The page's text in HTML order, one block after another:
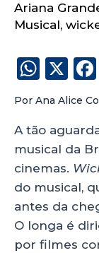
Ariana
Musical,
W
h
ts
A
p
p
X
Por Ana Alice
A tão
musical da
cinemas.
do musical,
antes da
O longa é
por filmes